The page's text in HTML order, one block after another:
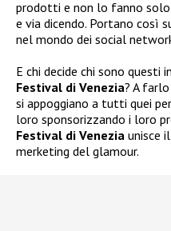
prodotti e non lo fanno
e via dicendo. Portano così
nel mondo dei social
E chi decide chi sono questi
Festival di Venezia? A
si appoggiano a tutti quei
loro sponsorizzando i loro
Festival di Venezia unisce
merketing del glamour.